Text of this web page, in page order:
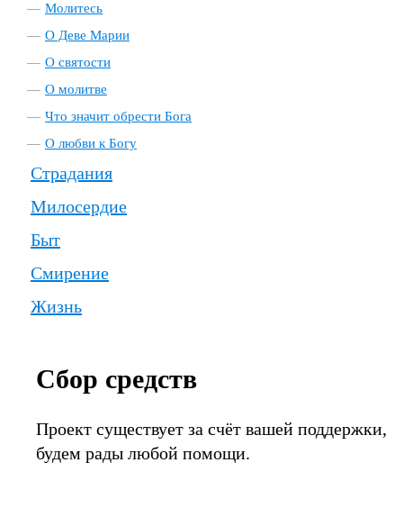
Молитесь
О Деве Марии
О святости
О молитве
Что значит обрести Бога
О любви к Богу
Страдания
Милосердие
Быт
Смирение
Жизнь
Сбор средств
Проект существует за счёт вашей поддержки,
будем рады любой помощи.